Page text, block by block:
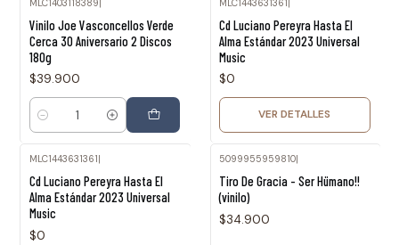
MLC1403118389|
Vinilo Joe Vasconcellos Verde
Cerca 30 Aniversario 2 Discos
180g
$39.900
Cantidad
MLC1443631361|
Cd Luciano Pereyra Hasta El
Alma Estándar 2023 Universal
Music
$0
VER DETALLES
MLC1443631361
Cd Luciano Pereyra Hasta El
Alma Estándar 2023 Universal
Music
$0
5099955959810
Tiro De Gracia - Ser Hümano!!
(vinilo)
$34.900